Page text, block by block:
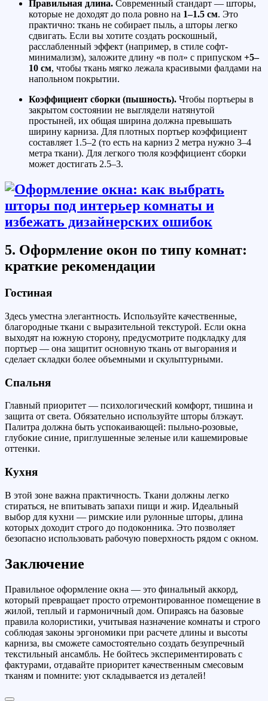
Правильная длина. Современный стандарт — шторы,
которые не доходят до пола ровно на 1–1.5 см. Это
практично: ткань не собирает пыль, а шторы легко
сдвигать. Если вы хотите создать роскошный,
расслабленный эффект (например, в стиле софт-
минимализм), заложите длину «в пол» с припуском +5–
10 см, чтобы ткань мягко лежала красивыми фалдами на
напольном покрытии.
Коэффициент сборки (пышность). Чтобы портьеры в
закрытом состоянии не выглядели натянутой
простыней, их общая ширина должна превышать
ширину карниза. Для плотных портьер коэффициент
составляет 1.5–2 (то есть на карниз 2 метра нужно 3–4
метра ткани). Для легкого тюля коэффициент сборки
может достигать 2.5–3.
5. Оформление окон по типу комнат:
краткие рекомендации
Гостиная
Здесь уместна элегантность. Используйте качественные,
благородные ткани с выразительной текстурой. Если окна
выходят на южную сторону, предусмотрите подкладку для
портьер — она защитит основную ткань от выгорания и
сделает складки более объемными и скульптурными.
Спальня
Главный приоритет — психологический комфорт, тишина и
защита от света. Обязательно используйте шторы блэкаут.
Палитра должна быть успокаивающей: пыльно-розовые,
глубокие синие, приглушенные зеленые или кашемировые
оттенки.
Кухня
В этой зоне важна практичность. Ткани должны легко
стираться, не впитывать запахи пищи и жир. Идеальный
выбор для кухни — римские или рулонные шторы, длина
которых доходит строго до подоконника. Это позволяет
безопасно использовать рабочую поверхность рядом с окном.
Заключение
Правильное оформление окна — это финальный аккорд,
который превращает просто отремонтированное помещение в
жилой, теплый и гармоничный дом. Опираясь на базовые
правила колористики, учитывая назначение комнаты и строго
соблюдая законы эргономики при расчете длины и высоты
карниза, вы сможете самостоятельно создать безупречный
текстильный ансамбль. Не бойтесь экспериментировать с
фактурами, отдавайте приоритет качественным смесовым
тканям и помните: уют складывается из деталей!